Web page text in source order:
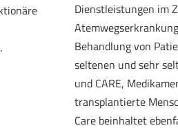
Dienstleistungen im
Behandlung von
seltenen und sehr
und CARE,
transplantierte
Care beinhaltet